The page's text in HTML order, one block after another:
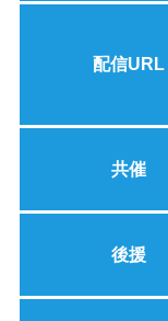
配信URL
共催
後援